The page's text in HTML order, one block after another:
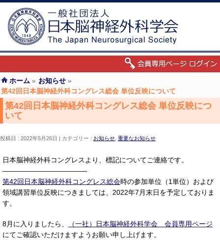
ホーム » お知らせ »
第42回日本脳神経外科コングレス総会 単位反映について
第42回日本脳神経外科コングレス総会 単位反映につ
いて
投稿日 : 2022年5月26日 カテゴリー : お知らせ 重要なお知らせ
日本脳神経外科コングレスより、標記についてご連絡です。
————————————-
第42回日本脳神経外科コングレス総会時の参加単位（1単位）および
領域講習単位反映につきましては、2022年7月末日を予定しておりま
す。
8月に入りましたら、
（一社）日本脳神経外科学会 会員専用ページ
にてご確認いただけますようお願い申し上げます。